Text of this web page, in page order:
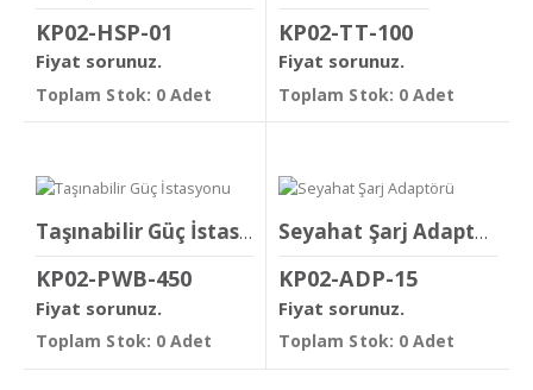
KP02-HSP-01
Fiyat sorunuz.
Toplam Stok: 0 Adet
KP02-TT-100
Fiyat sorunuz.
Toplam Stok: 0 Adet
Taşınabilir Güç İstasyonu
KP02-PWB-450
Fiyat sorunuz.
Toplam Stok: 0 Adet
Seyahat Şarj Adaptörü
KP02-ADP-15
Fiyat sorunuz.
Toplam Stok: 0 Adet